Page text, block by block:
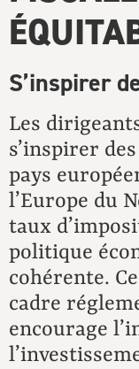
S’inspirer
Les
s’inspirer
pays
l’Europe du
taux
politique
cohérente.
cadre
encourage